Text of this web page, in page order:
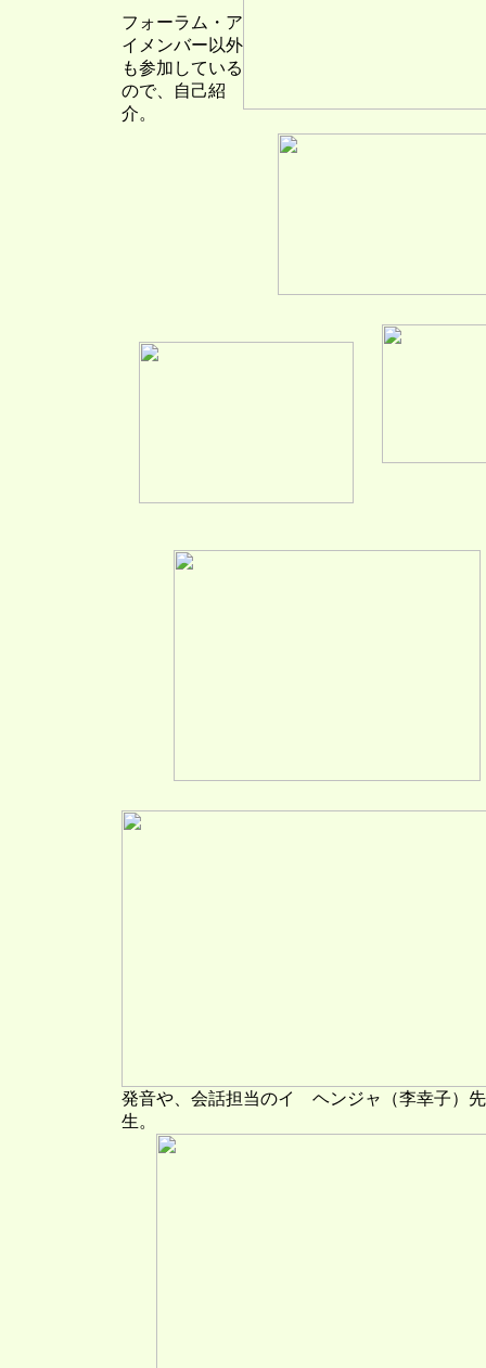
フォーラム・ア
イメンバー以外
も参加している
ので、自己紹
介。
発音や、会話担当のイ ヘンジャ（李幸子）先
生。